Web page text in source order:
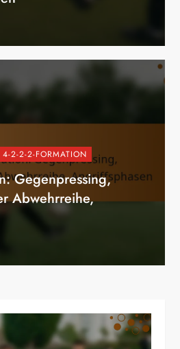
2-2-2-FORMATION
Gegenpressing,
Abwehrreihe,